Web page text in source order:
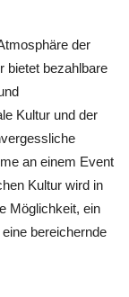
der
bietet bezahlbare
Kultur und der
an einem Event
Kultur wird in
Möglichkeit, ein
bereichernde